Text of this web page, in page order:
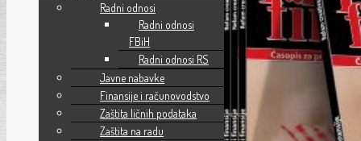
Radni odnosi
Radni odnosi
FBiH
Radni odnosi RS
Javne nabavke
Finansije i računovodstvo
Zaštita ličnih podataka
Zaštita na radu